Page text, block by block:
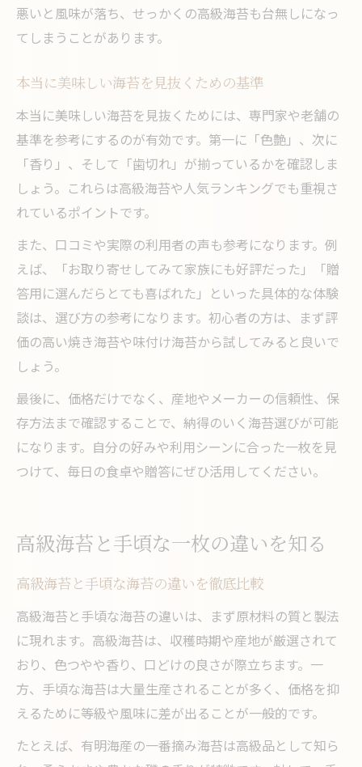
悪いと風味が落ち、せっかくの高級海苔も台無しになっ
てしまうことがあります。
本当に美味しい海苔を見抜くための基準
本当に美味しい海苔を見抜くためには、専門家や老舗の
基準を参考にするのが有効です。第一に「色艶」、次に
「香り」、そして「歯切れ」が揃っているかを確認しま
しょう。これらは高級海苔や人気ランキングでも重視さ
れているポイントです。
また、口コミや実際の利用者の声も参考になります。例
えば、「お取り寄せしてみて家族にも好評だった」「贈
答用に選んだらとても喜ばれた」といった具体的な体験
談は、選び方の参考になります。初心者の方は、まず評
価の高い焼き海苔や味付け海苔から試してみると良いで
しょう。
最後に、価格だけでなく、産地やメーカーの信頼性、保
存方法まで確認することで、納得のいく海苔選びが可能
になります。自分の好みや利用シーンに合った一枚を見
つけて、毎日の食卓や贈答にぜひ活用してください。
高級海苔と手頃な一枚の違いを知る
高級海苔と手頃な海苔の違いを徹底比較
高級海苔と手頃な海苔の違いは、まず原材料の質と製法
に現れます。高級海苔は、収穫時期や産地が厳選されて
おり、色つやや香り、口どけの良さが際立ちます。一
方、手頃な海苔は大量生産されることが多く、価格を抑
えるために等級や風味に差が出ることが一般的です。
たとえば、有明海産の一番摘み海苔は高級品として知ら